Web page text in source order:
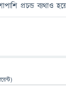
প্রচন্ড ব্যথাও